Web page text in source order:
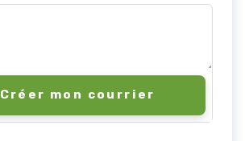
Créer mon courrier